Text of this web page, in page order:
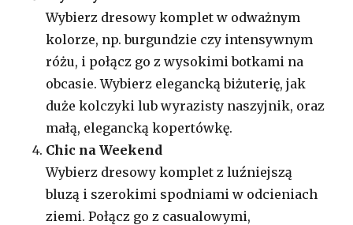
Wybierz dresowy komplet w odważnym
kolorze, np. burgundzie czy intensywnym
różu, i połącz go z wysokimi botkami na
obcasie. Wybierz elegancką biżuterię, jak
duże kolczyki lub wyrazisty naszyjnik, oraz
małą, elegancką kopertówkę.
Chic na Weekend
Wybierz dresowy komplet z luźniejszą
bluzą i szerokimi spodniami w odcieniach
ziemi. Połącz go z casualowymi,